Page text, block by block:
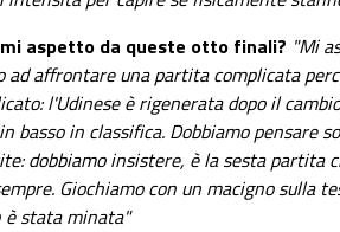
aspetto da queste otto finali? "Mi
ad affrontare una partita complicata
l'Udinese è rigenerata dopo il
basso in classifica. Dobbiamo pensare
dobbiamo insistere, è la sesta partita
Giochiamo con un macigno sulla
è stata minata"